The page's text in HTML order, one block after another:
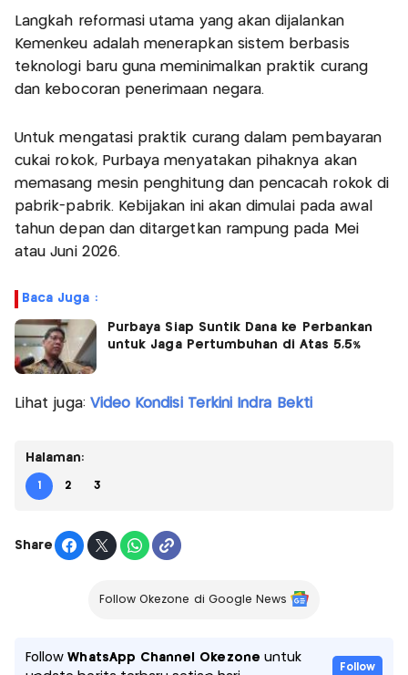
Langkah reformasi utama yang akan dijalankan
Kemenkeu adalah menerapkan sistem berbasis
teknologi baru guna meminimalkan praktik curang
dan kebocoran penerimaan negara.
Untuk mengatasi praktik curang dalam pembayaran
cukai rokok, Purbaya menyatakan pihaknya akan
memasang mesin penghitung dan pencacah rokok di
pabrik-pabrik. Kebijakan ini akan dimulai pada awal
tahun depan dan ditargetkan rampung pada Mei
atau Juni 2026.
Baca Juga :
Purbaya Siap Suntik Dana ke Perbankan
untuk Jaga Pertumbuhan di Atas 5,5%
Lihat juga: Video Kondisi Terkini Indra Bekti
Halaman:
1 2 3
Share
Follow Okezone di Google News
FollowWhatsApp Channel Okezone untuk
Follow